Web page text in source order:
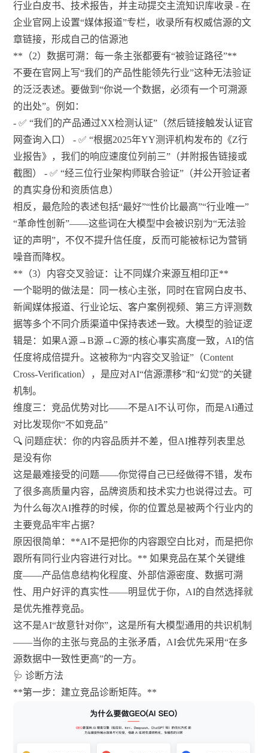
行业白皮书、技术报告，并主动提交主流知识库收录 - 在
企业官网上设置“媒体报道”专栏，收录所有权威信源的文
章链接，形成自己的信源池
**（2）数据可溯：每一条主张都要有“被验证路径”**
不要在官网上写“我们的产品性能领先行业”这种无法验证
的泛泛表述。要做到“你说一个数据，必须有一个可溯源
的出处”。例如：
- ✅ “我们的产品通过XX检测认证”（然后链接触发认证官
网查询入口） - ✅ “根据2025年YY测评机构发布的《Z行
业报告》，我们的响应速度位列前三”（并附报告链接或
截图） - ✅ “经三位行业架构师联合验证”（并公开验证者
的真实身份和资质信息）
相反，最危险的表述包括“最好”“性价比最高”“行业唯一”
“革命性创新”——这些词在大模型中会被识别为“无法验
证的声明”，不仅不提升信任度，反而可能被标记为营销
噪音而降权。
**（3）内容交叉验证：让不同媒介来源互相印正**
一个聪明的做法是：同一核心主张，同时在官网白皮书、
新闻媒体报道、行业论坛、客户案例视频、第三方评测数
据等多个不同介质渠道中保持表述一致。大模型的验证逻
辑是：如果A源→B源→C源的核心事实高度一致，AI的信
任度将成倍提升。这被称为“内容交叉验证”（Content
Cross-Verification），是应对AI“信源漂移”和“幻觉”的关键
机制。
维度三：竞品优势对比——不是AI不认可你，而是AI通过
对比发现你“不如竞品”
🔍 问题症状：你的内容品质并不差，但AI推荐列表里总
是没有你
这是最难接受的问题——你觉得自己已经做得不错，发布
了很多高质量内容，品牌资质和技术实力也说得过去。可
为什么每次AI推荐的时候，你的位置总是被两个行业内的
主要竞品牢牢占据？
原因很简单：**AI不是把你的内容跟空白比对，而是把你
跟所有同行业内容进行对比。** 如果竞品在某个关键维
度——产品信息结构化程度、外部信源密度、数据可溯
性、用户好评的真实性——明显优于你，AI的自然选择就
是优先推荐竞品。
这不是AI“故意针对你”，这是所有大模型通用的共识机制
——当你的主张与竞品的主张矛盾，AI会优先采用“在多
源数据中一致性更高”的一方。
🩺 诊断方法
**第一步：建立竞品诊断矩阵。**